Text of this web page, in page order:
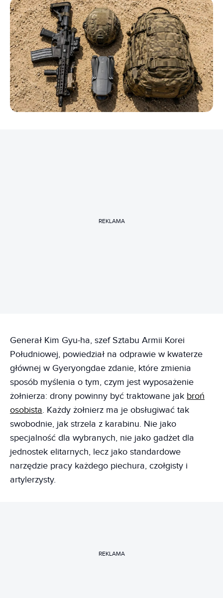
REKLAMA
Generał Kim Gyu-ha, szef Sztabu Armii Korei
Południowej, powiedział na odprawie w kwaterze
głównej w Gyeryongdae zdanie, które zmienia
sposób myślenia o tym, czym jest wyposażenie
żołnierza: drony powinny być traktowane jak broń
osobista. Każdy żołnierz ma je obsługiwać tak
swobodnie, jak strzela z karabinu. Nie jako
specjalność dla wybranych, nie jako gadżet dla
jednostek elitarnych, lecz jako standardowe
narzędzie pracy każdego piechura, czołgisty i
artylerzysty.
REKLAMA